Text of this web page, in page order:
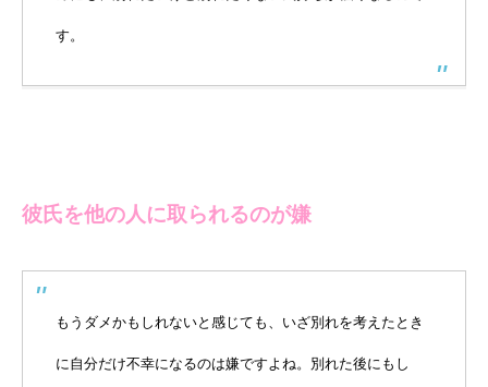
す。
彼氏を他の人に取られるのが嫌
もうダメかもしれないと感じても、いざ別れを考えたとき
に自分だけ不幸になるのは嫌ですよね。別れた後にもし